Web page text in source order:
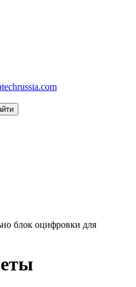
блок оцифровки для